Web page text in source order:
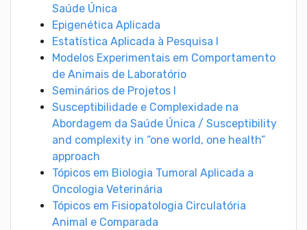
Saúde Única
Epigenética Aplicada
Estatística Aplicada à Pesquisa I
Modelos Experimentais em Comportamento
de Animais de Laboratório
Seminários de Projetos I
Susceptibilidade e Complexidade na
Abordagem da Saúde Única / Susceptibility
and complexity in “one world, one health”
approach
Tópicos em Biologia Tumoral Aplicada a
Oncologia Veterinária
Tópicos em Fisiopatologia Circulatória
Animal e Comparada